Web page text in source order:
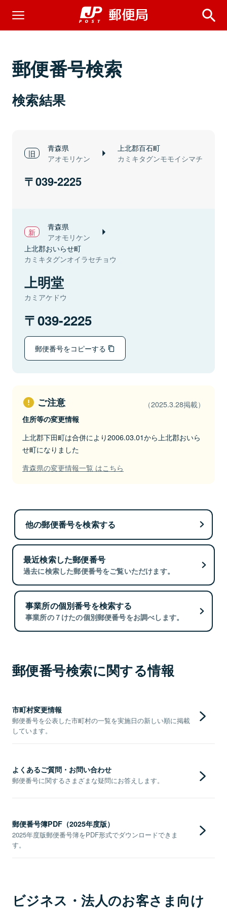
郵便番号検索
検索結果
青森県
アオモリケン
上北郡百石町
カミキタグンモモイシマチ
039-2225
青森県
アオモリケン
上北郡おいらせ町
カミキタグンオイラセチョウ
上明堂
カミアケドウ
039-2225
郵便番号をコピーする
ご注意 （2025.3.28掲載）
住所等の変更情報
上北郡下田町は合併により2006.03.01から上北郡おいら
せ町になりました
青森県の変更情報一覧 はこちら
他の郵便番号を検索する
最近検索した郵便番号
過去に検索した郵便番号をご覧いただけます。
事業所の個別番号を検索する
事業所の７けたの個別郵便番号をお調べします。
郵便番号検索に関する情報
市町村変更情報
郵便番号を公表した市町村の一覧を実施日の新しい順に掲載
しています。
よくあるご質問・お問い合わせ
郵便番号に関するさまざまな疑問にお答えします。
郵便番号簿PDF（2025年度版）
2025年度版郵便番号簿をPDF形式でダウンロードできま
す。
ビジネス・法人のお客さま向け